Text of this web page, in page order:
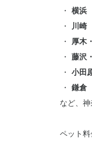
横浜
川崎
厚木
藤沢
小田
鎌倉
など、
ペット